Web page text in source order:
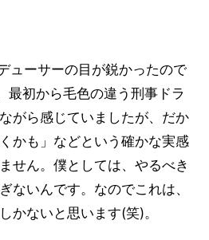
ューサーの目が鋭かったので
最初から毛色の違う刑事ドラ
がら感じていましたが、だか
かも」などという確かな実感
せん。僕としては、やるべき
ないんです。なのでこれは、
かないと思います(笑)。